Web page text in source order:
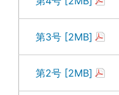
第3号 [2MB]
第2号 [2MB]